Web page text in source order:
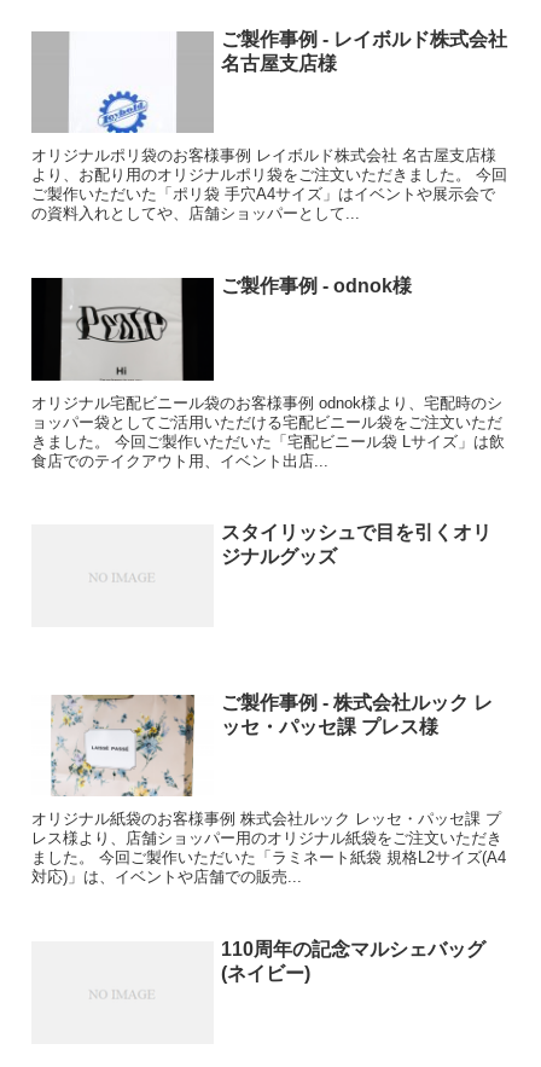
ご製作事例 - レイボルド株式会社
名古屋支店様
オリジナルポリ袋のお客様事例 レイボルド株式会社 名古屋支店様
より、お配り用のオリジナルポリ袋をご注文いただきました。 今回
ご製作いただいた「ポリ袋 手穴A4サイズ」はイベントや展示会で
の資料入れとしてや、店舗ショッパーとして...
ご製作事例 - odnok様
オリジナル宅配ビニール袋のお客様事例 odnok様より、宅配時のシ
ョッパー袋としてご活用いただける宅配ビニール袋をご注文いただ
きました。 今回ご製作いただいた「宅配ビニール袋 Lサイズ」は飲
食店でのテイクアウト用、イベント出店...
スタイリッシュで目を引くオリ
ジナルグッズ
ご製作事例 - 株式会社ルック レ
ッセ・パッセ課 プレス様
オリジナル紙袋のお客様事例 株式会社ルック レッセ・パッセ課 プ
レス様より、店舗ショッパー用のオリジナル紙袋をご注文いただき
ました。 今回ご製作いただいた「ラミネート紙袋 規格L2サイズ(A4
対応)」は、イベントや店舗での販売...
110周年の記念マルシェバッグ
(ネイビー)